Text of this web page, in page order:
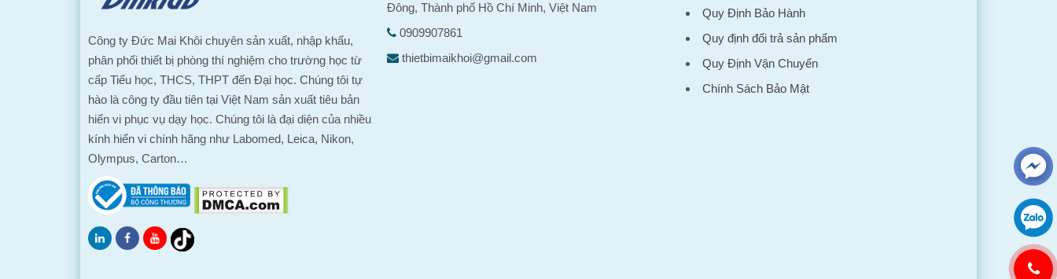
Công ty Đức Mai Khôi chuyên sản xuất, nhập khẩu,
phân phối thiết bị phòng thí nghiệm cho trường học từ
cấp Tiểu học, THCS, THPT đến Đại học. Chúng tôi tự
hào là công ty đầu tiên tại Việt Nam sản xuất tiêu bản
hiển vi phục vụ dạy học. Chúng tôi là đại diện của nhiều
kính hiển vi chính hãng như Labomed, Leica, Nikon,
Olympus, Carton…
Đông, Thành phố Hồ Chí Minh, Việt Nam
0909907861
thietbimaikhoi@gmail.com
Quy Định Bảo Hành
Quy định đổi trả sản phẩm
Quy Định Vận Chuyển
Chính Sách Bảo Mật